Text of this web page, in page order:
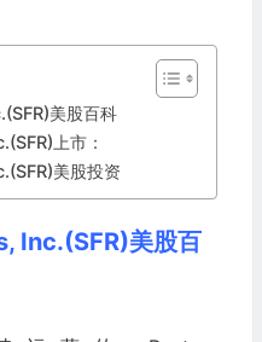
美股百科
上市：
美股投资
Inc.(SFR)美股百